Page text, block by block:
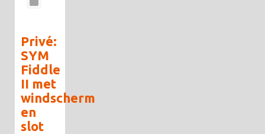
Privé:
SYM
Fiddle
II met
windscherm
en
slot